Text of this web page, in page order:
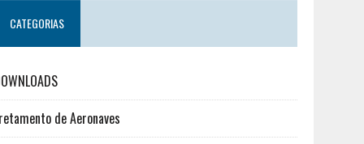
CATEGORIAS
de Aeronaves